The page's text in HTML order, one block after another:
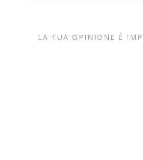
LA TUA OPINIONE È